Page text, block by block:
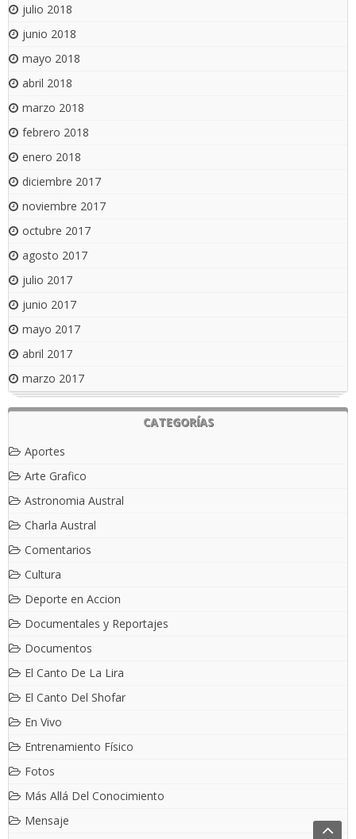
julio 2018
junio 2018
mayo 2018
abril 2018
marzo 2018
febrero 2018
enero 2018
diciembre 2017
noviembre 2017
octubre 2017
agosto 2017
julio 2017
junio 2017
mayo 2017
abril 2017
marzo 2017
CATEGORÍAS
Aportes
Arte Grafico
Astronomia Austral
Charla Austral
Comentarios
Cultura
Deporte en Accion
Documentales y Reportajes
Documentos
El Canto De La Lira
El Canto Del Shofar
En Vivo
Entrenamiento Físico
Fotos
Más Allá Del Conocimiento
Mensaje